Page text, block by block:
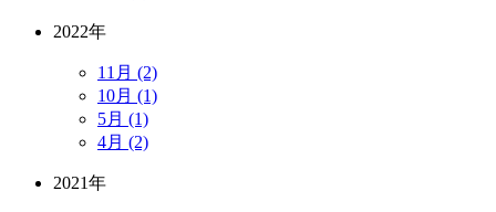
2022年
11月 (2)
10月 (1)
5月 (1)
4月 (2)
2021年